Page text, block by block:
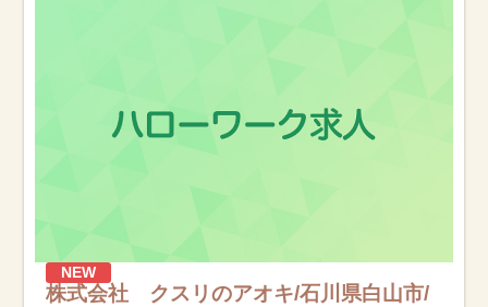
NEW
株式会社 クスリのアオキ/石川県白山市/